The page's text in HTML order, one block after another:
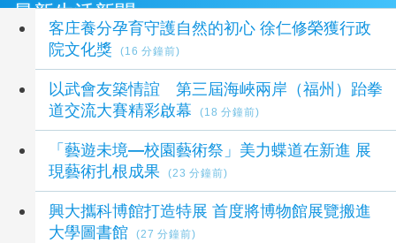
最新生活新聞
客庄養分孕育守護自然的初心 徐仁修榮獲行政
院文化獎
(16 分鐘前)
以武會友築情誼 第三屆海峽兩岸（福州）跆拳
道交流大賽精彩啟幕
(18 分鐘前)
「藝遊未境—校園藝術祭」美力蝶道在新進 展
現藝術扎根成果
(23 分鐘前)
興大攜科博館打造特展 首度將博物館展覽搬進
大學圖書館
(27 分鐘前)